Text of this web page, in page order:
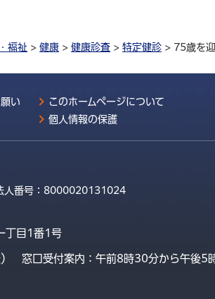
福祉 > 健康 > 健康診査 > 特定健診 > 75歳を
い このホームページについて
個人情報の保護
人番号： 8000020131024
丁目1番1号
窓口受付案内：午前8時30分から午後5